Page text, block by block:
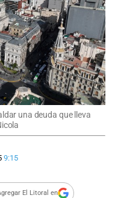
una deuda que lleva
9:15
El Litoral en